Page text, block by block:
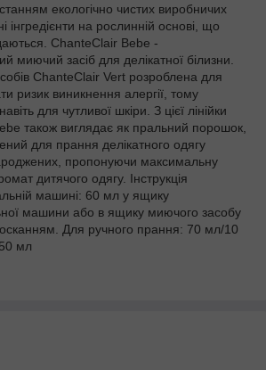
екологічно чистих виробничих
інгредієнти на рослинній основі, що
ChanteClair Bebe -
миючий засіб для делікатної білизни.
ChanteClair Vert розроблена для
ризик виникнення алергії, тому
для чутливої шкіри. З цієї лінійки
також виглядає як пральний порошок,
для прання делікатного одягу
пропонуючи максимальну
дитячого одягу. Інструкція
машині: 60 мл у ящику
машини або в ящику миючого засобу
Для ручного прання: 70 мл/10
мл